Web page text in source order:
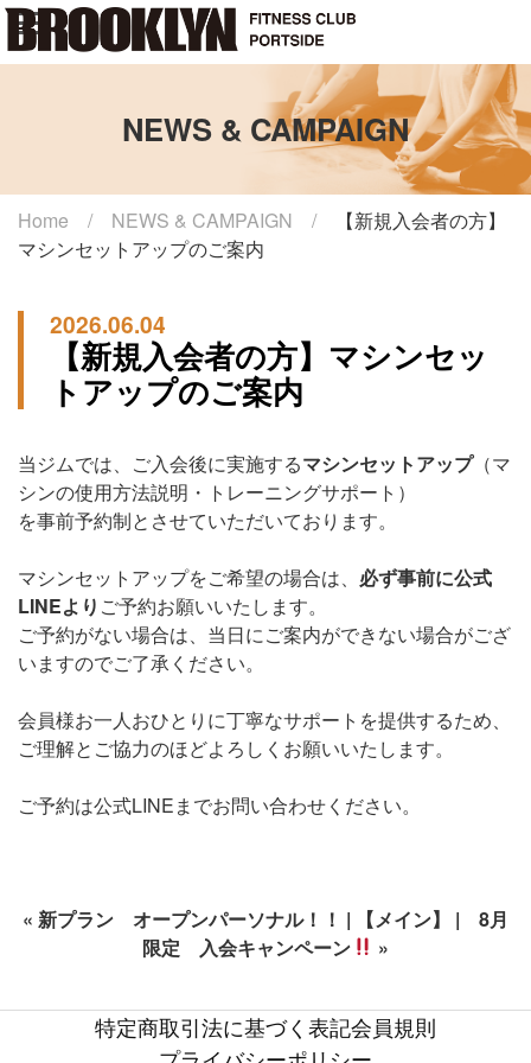
NEWS & CAMPAIGN
Home / NEWS & CAMPAIGN /
【新規入会者の方】
マシンセットアップのご案内
2026.06.04
【新規入会者の方】マシンセッ
トアップのご案内
当ジムでは、ご入会後に実施するマシンセットアップ（マ
シンの使用方法説明・トレーニングサポート）
を事前予約制とさせていただいております。
マシンセットアップをご希望の場合は、 必ず事前に公式
LINEより ご予約お願いいたします。
ご予約がない場合は、当日にご案内ができない場合がござ
いますのでご了承ください。
会員様お一人おひとりに丁寧なサポートを提供するため、
ご理解とご協力のほどよろしくお願いいたします。
ご予約は公式LINEまでお問い合わせください。
« 新プラン オープンパーソナル！！ | 【メイン】 | 8月
限定 入会キャンペーン
»
特定商取引法に基づく表記会員規則